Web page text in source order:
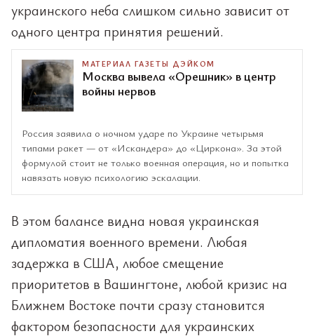
украинского неба слишком сильно зависит от
одного центра принятия решений.
МАТЕРИАЛ ГАЗЕТЫ ДЭЙКОМ
Москва вывела «Орешник» в центр
войны нервов
Россия заявила о ночном ударе по Украине четырьмя
типами ракет — от «Искандера» до «Циркона». За этой
формулой стоит не только военная операция, но и попытка
навязать новую психологию эскалации.
В этом балансе видна новая украинская
дипломатия военного времени. Любая
задержка в США, любое смещение
приоритетов в Вашингтоне, любой кризис на
Ближнем Востоке почти сразу становится
фактором безопасности для украинских